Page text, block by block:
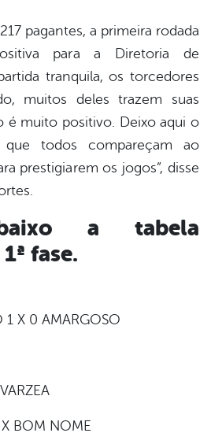
pagantes, a primeira rodada
para a Diretoria de
tranquila, os torcedores
muitos deles trazem suas
é muito positivo. Deixo aqui o
todos compareçam ao
prestigiarem os jogos”, disse
a tabela
fase.
X 0 AMARGOSO
BOM NOME